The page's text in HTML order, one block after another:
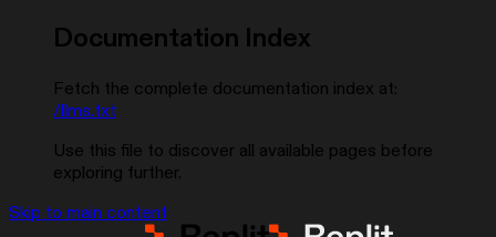
Documentation Index
Fetch the complete documentation index at:
/llms.txt
Use this file to discover all available pages before
exploring further.
Skip to main content